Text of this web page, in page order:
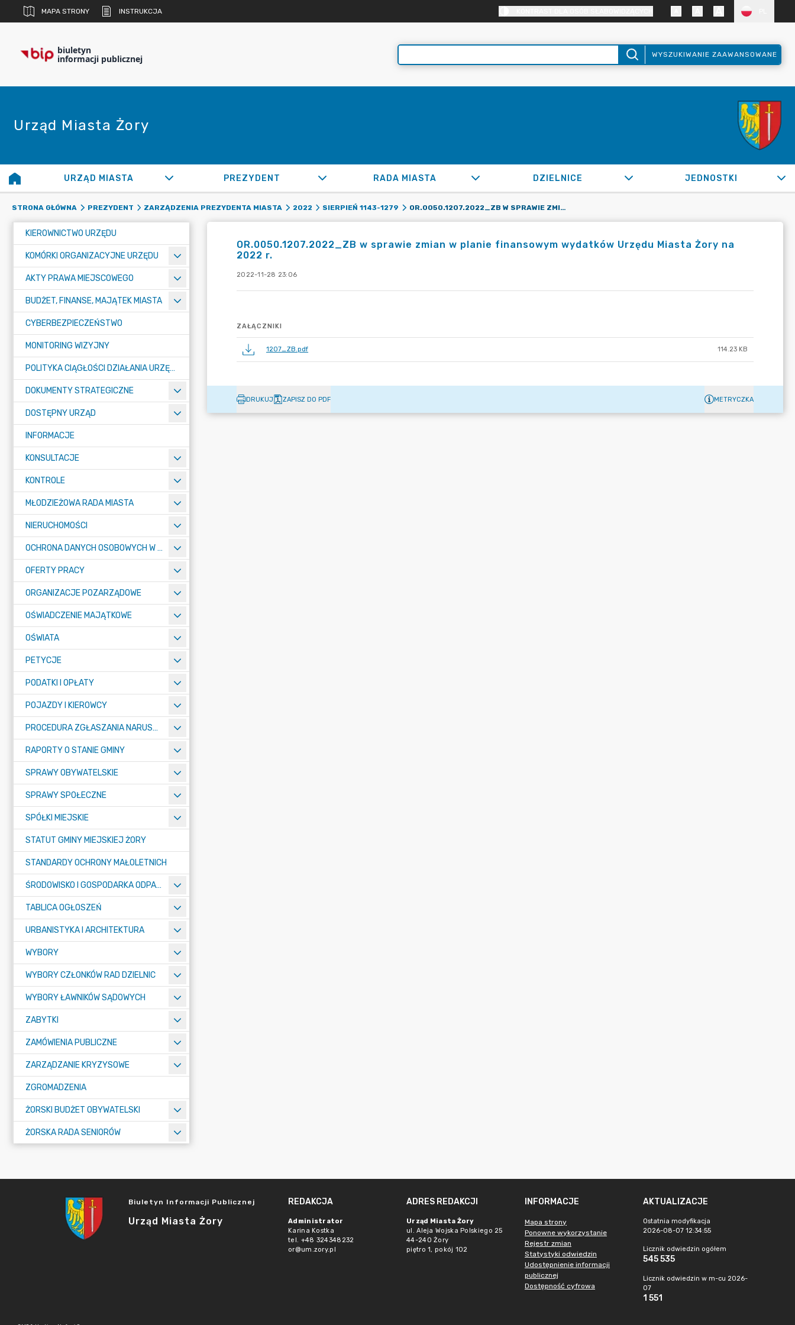
MAPA STRONY INSTRUKCJA
biuletyn
informacji publicznej WYSZUKIWANIE ZAAWANSOWANE
Urząd Miasta Żory
URZĄD MIASTA PREZYDENT RADA MIASTA DZIELNICE JEDNOSTKI
STRONA GŁÓWNA PREZYDENT ZARZĄDZENIA PREZYDENTA MIASTA 2022 SIERPIEŃ 1143-1279 OR.0050.1207.2022_ZB W SPRAWIE ZMIAN W PLANIE FINANSOWYM WYDATKÓW URZĘDU MIASTA ŻORY NA 2022 R.
KIEROWNICTWO URZĘDU
KOMÓRKI ORGANIZACYJNE URZĘDU
AKTY PRAWA MIEJSCOWEGO
BUDŻET, FINANSE, MAJĄTEK MIASTA
CYBERBEZPIECZEŃSTWO
MONITORING WIZYJNY
POLITYKA CIĄGŁOŚCI DZIAŁANIA URZĘDU MIASTA ŻORY
DOKUMENTY STRATEGICZNE
DOSTĘPNY URZĄD
INFORMACJE
KONSULTACJE
KONTROLE
MŁODZIEŻOWA RADA MIASTA
NIERUCHOMOŚCI
OCHRONA DANYCH OSOBOWYCH W URZĘDZIE MIASTA ŻORY - RODO
OFERTY PRACY
ORGANIZACJE POZARZĄDOWE
OŚWIADCZENIE MAJĄTKOWE
OŚWIATA
PETYCJE
PODATKI I OPŁATY
POJAZDY I KIEROWCY
PROCEDURA ZGŁASZANIA NARUSZEŃ PRAWA
RAPORTY O STANIE GMINY
SPRAWY OBYWATELSKIE
SPRAWY SPOŁECZNE
SPÓŁKI MIEJSKIE
STATUT GMINY MIEJSKIEJ ŻORY
STANDARDY OCHRONY MAŁOLETNICH
ŚRODOWISKO I GOSPODARKA ODPADAMI
TABLICA OGŁOSZEŃ
URBANISTYKA I ARCHITEKTURA
WYBORY
WYBORY CZŁONKÓW RAD DZIELNIC
WYBORY ŁAWNIKÓW SĄDOWYCH
ZABYTKI
ZAMÓWIENIA PUBLICZNE
ZARZĄDZANIE KRYZYSOWE
ZGROMADZENIA
ŻORSKI BUDŻET OBYWATELSKI
ŻORSKA RADA SENIORÓW
OR.0050.1207.2022_ZB w sprawie zmian w planie finansowym wydatków Urzędu Miasta Żory na
2022 r.
2022-11-28 23:06
ZAŁĄCZNIKI
1207_ZB.pdf 114.23 KB
DRUKUJ ZAPISZ DO PDF METRYCZKA
Biuletyn Informacji Publicznej
Urząd Miasta Żory
REDAKCJA
Administrator
Karina Kostka
tel. +48 324348232
or@um.zory.pl
ADRES REDAKCJI
Urząd Miasta Żory
ul. Aleja Wojska Polskiego 25
44-240 Żory
piętro 1, pokój 102
INFORMACJE
Mapa strony
Ponowne wykorzystanie
Rejestr zmian
Statystyki odwiedzin
Udostępnienie informacji
publicznej
Dostępność cyfrowa
AKTUALIZACJE
Ostatnia modyfikacja
2026-08-07 12:34:55
Licznik odwiedzin ogółem
545 535
Licznik odwiedzin w m-cu 2026-
07
1 551